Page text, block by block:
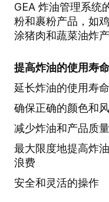
GEA 炸油管理系统
粉和裹粉产品，如
涂猪肉和蔬菜油炸产
提高炸油的使用寿命
延长炸油的使用寿
确保正确的颜色和
减少炸油和产品质
最大限度地提高炸
浪费
安全和灵活的操作